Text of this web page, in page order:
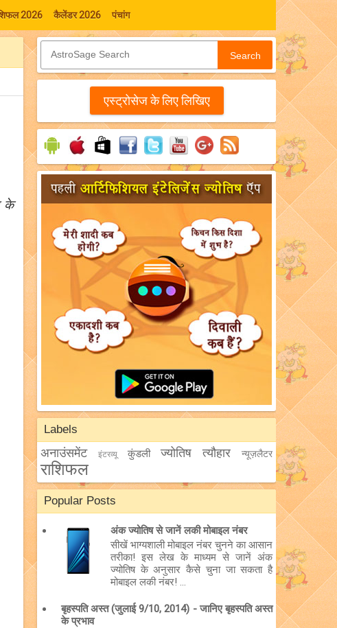
2026 कैलेंडर 2026 पंचांग
के
Search
एस्‍ट्रोसेज के लिए लिखिए
Labels
अनाउंसमेंट इंटरव्यू कुंडली ज्योतिष त्यौहार न्यूज़लैटर
राशिफल
Popular Posts
अंक ज्योतिष से जानें लकी मोबाइल नंबर
सीखें भाग्यशाली मोबाइल नंबर चुनने का आसान
तरीका! इस लेख के माध्यम से जानें अंक
ज्योतिष के अनुसार कैसे चुना जा सकता है
मोबाइल लकी नंबर! ...
बृहस्पति अस्त (जुलाई 9/10, 2014) - जानिए बृहस्पति अस्त
के प्रभाव